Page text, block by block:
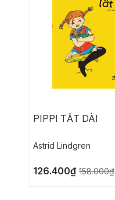
PIPPI TẤT DÀI
Astrid Lindgren
126.400₫ 158.000₫